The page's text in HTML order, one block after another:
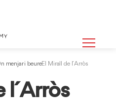
menjar i beureEl Mirall de l´Arròs
l´Arròs